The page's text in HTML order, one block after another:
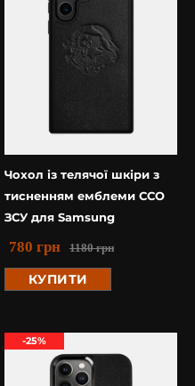
Чохол із телячої шкіри з
тисненням емблеми ССО
ЗСУ для Samsung
1180грн
780 грн
КУПИТИ
-25%